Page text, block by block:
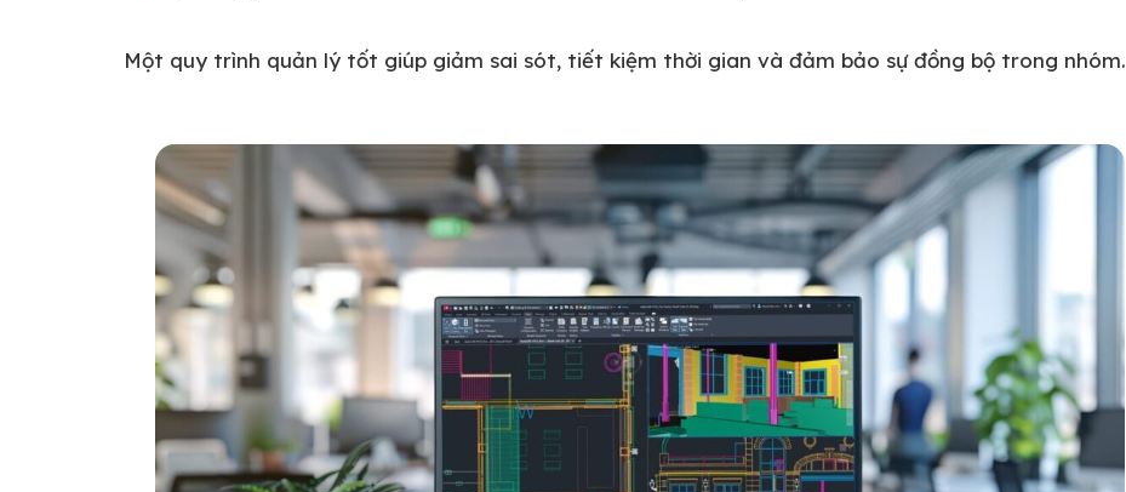
Một quy trình quản lý tốt giúp giảm sai sót, tiết kiệm thời gian và đảm bảo sự đồng bộ trong nhóm.